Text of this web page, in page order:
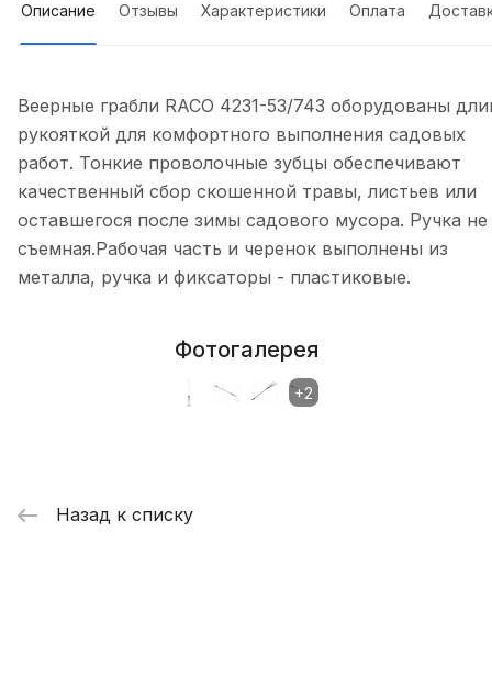
Описание Отзывы Характеристики Оплата
Веерные грабли RACO 4231-53/743 оборудованы
рукояткой для комфортного выполнения садовых
работ. Тонкие проволочные зубцы обеспечивают
качественный сбор скошенной травы, листьев или
оставшегося после зимы садового мусора. Ручка не
съемная.Рабочая часть и черенок выполнены из
металла, ручка и фиксаторы - пластиковые.
Фотогалерея
Назад к списку